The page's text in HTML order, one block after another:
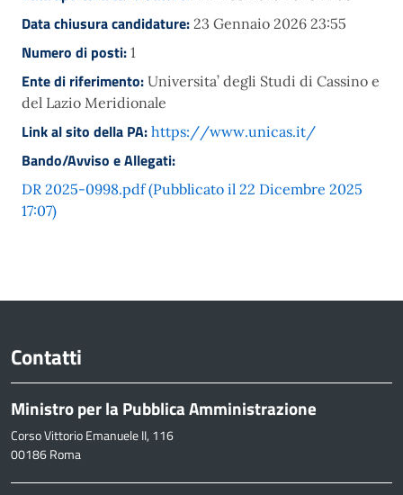
Data chiusura candidature: 23 Gennaio 2026 23:55
Numero di posti: 1
Ente di riferimento: Universita’ degli Studi di Cassino e
del Lazio Meridionale
Link al sito della PA: https://www.unicas.it/
Bando/Avviso e Allegati:
DR 2025-0998.pdf (Pubblicato il 22 Dicembre 2025
17:07)
Contatti
Ministro per la Pubblica Amministrazione
Corso Vittorio Emanuele II, 116
00186 Roma